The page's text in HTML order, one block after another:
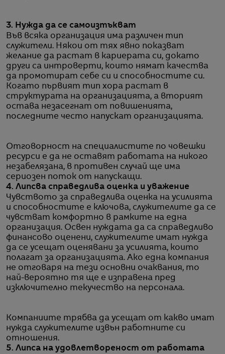
3. Нужда да се самоизтъкват
Във всяка организация има различен тип
служители. Някои от тях явно показват
желание да растат в кариерата си, докато
други са интроверти, които нямат качества
да промотират себе си и способностите си.
Когато първият тип хора растат в
структурата на организацията, а вторият
остава незасегнат от повишенията,
последните често напускат организацията.
Отговорност на специалистите по човешки
ресурси е да не оставят работата на никого
незабелязана, в противен случай ще има
сериозен поток от напускащи.
4. Липсва справедлива оценка и уважение
Чувството за справедлива оценка на усилията
и способностите е ключова, служителите да се
чувстват комфортно в рамките на една
организация. Освен нуждата да са справедливо
финансово оценени, служителите имат нужда
да се усещат оценявани за усилията, които
полагат за организацията. Ако една компания
не отговаря на тези основни очаквания, то
най-вероятно тя ще е изправена пред
изключително текучество на персонала.
Компаниите трябва да усещат от какво имат
нужда служителите извън работните си
отношения.
5. Липса на удовлетвореност от работата